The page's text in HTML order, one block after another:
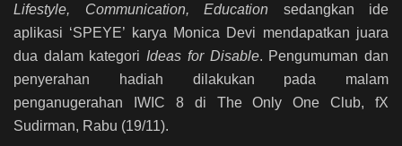
Lifestyle, Communication, Education sedangkan ide
aplikasi ‘SPEYE’ karya Monica Devi mendapatkan juara
dua dalam kategori Ideas for Disable. Pengumuman dan
penyerahan hadiah dilakukan pada malam
penganugerahan IWIC 8 di The Only One Club, fX
Sudirman, Rabu (19/11).